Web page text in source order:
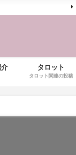
介 タロット
タロット関連の投稿